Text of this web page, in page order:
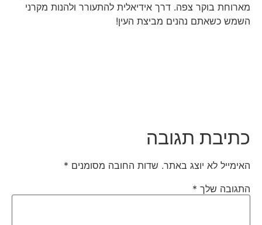
מארוחת בוקר צפה. דרך אידיאלית להתעורר ולהנות מקרני
השמש כשאתם נהנים מביצת העין!
כתיבת תגובה
האימייל לא יוצג באתר. שדות החובה מסומנים*
התגובה שלך*